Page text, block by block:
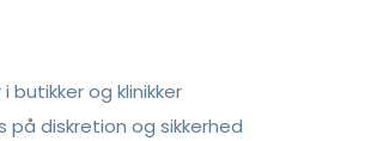
butikker og klinikker
på diskretion og sikkerhed